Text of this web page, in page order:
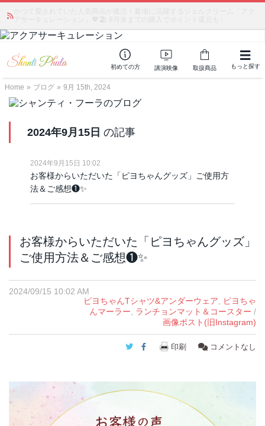
初めての方 講演映像 取扱商品 もっと探す
Home » ブログ » 9月 15th, 2024
2024年9月15日 の記事
2024年9月15日 10:02
お客様からいただいた「ピヨちゃんグッズ」ご使用方
法＆ご感想❶✨
お客様からいただいた「ピヨちゃんグッズ」
ご使用方法＆ご感想❶✨
2024/09/15 10:02 AM
ピヨちゃんTシャツ&アンダーウェア
ピヨちゃ
んマーラー
ランチョンマット＆コースター /
画像ポスト(旧Instagram)
Twitter
Facebook
印刷 コメントなし